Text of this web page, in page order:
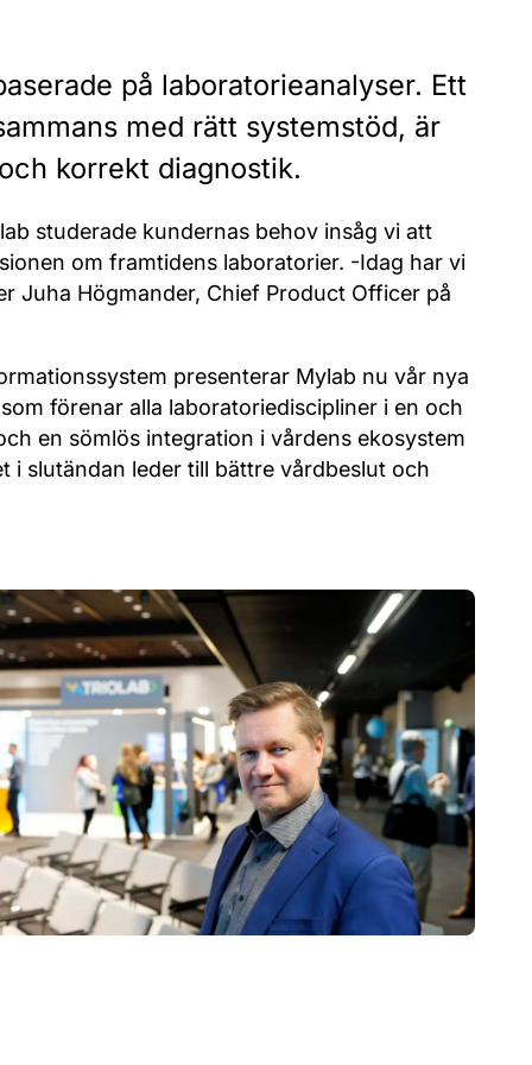
på laboratorieanalyser. Ett
med rätt systemstöd, är
korrekt diagnostik.
studerade kundernas behov insåg vi att
om framtidens laboratorier. -Idag har vi
Juha Högmander, Chief Product Officer på
presenterar Mylab nu vår nya
förenar alla laboratoriediscipliner i en och
en sömlös integration i vårdens ekosystem
i slutändan leder till bättre vårdbeslut och